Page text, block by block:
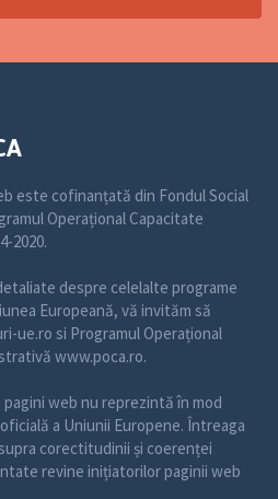
este cofinanțată din Fondul Social
Operațional Capacitate
2020.
despre celelalte programe
Europeană, vă invităm să
ue.ro si Programul Operațional
www.poca.ro.
web nu reprezintă în mod
a Uniunii Europene. Întreaga
corectitudinii și coerenței
revine inițiatorilor paginii web